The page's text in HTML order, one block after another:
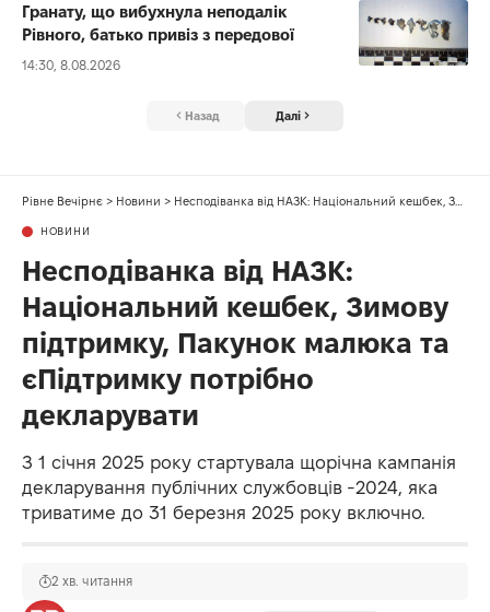
Гранату, що вибухнула неподалік
Рівного, батько привіз з передової
14:30, 8.08.2026
Назад Далі
Рівне Вечірнє > Новини > Несподіванка від НАЗК: Національний кешбек, Зимову підтримку, Пакунок малюка та єПідтримку потрібно декларувати
НОВИНИ
Несподіванка від НАЗК:
Національний кешбек, Зимову
підтримку, Пакунок малюка та
єПідтримку потрібно
декларувати
З 1 січня 2025 року стартувала щорічна кампанія
декларування публічних службовців -2024, яка
триватиме до 31 березня 2025 року включно.
2 хв. читання